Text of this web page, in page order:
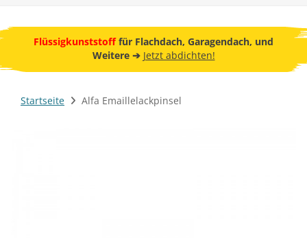
Flüssigkunststofffür Flachdach, Garagendach, und
Weitere ➔ Jetzt abdichten!
Startseite Alfa Emaillelackpinsel